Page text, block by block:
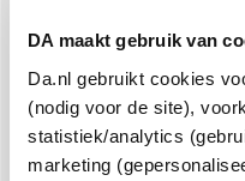
DA maakt gebruik van
Da.nl gebruikt cookies
(nodig voor de site),
statistiek/analytics
marketing
8.6 uit
Over DA
Klantenservice